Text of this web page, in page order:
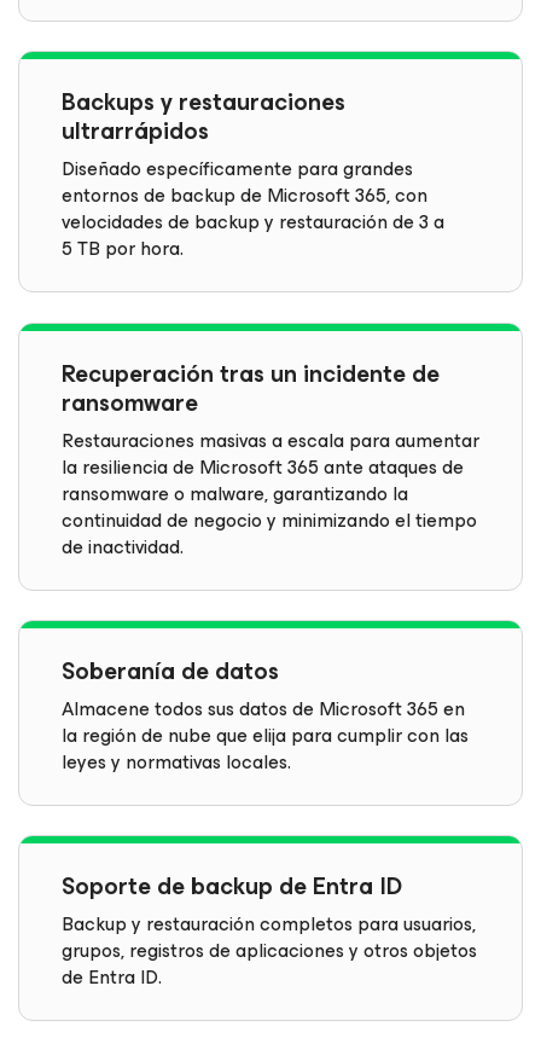
Backups y restauraciones
ultrarrápidos
Diseñado específicamente para grandes
entornos de backup de Microsoft 365, con
velocidades de backup y restauración de 3 a
5 TB por hora.
Recuperación tras un incidente de
ransomware
Restauraciones masivas a escala para aumentar
la resiliencia de Microsoft 365 ante ataques de
ransomware o malware, garantizando la
continuidad de negocio y minimizando el tiempo
de inactividad.
Soberanía de datos
Almacene todos sus datos de Microsoft 365 en
la región de nube que elija para cumplir con las
leyes y normativas locales.
Soporte de backup de Entra ID
Backup y restauración completos para usuarios,
grupos, registros de aplicaciones y otros objetos
de Entra ID.